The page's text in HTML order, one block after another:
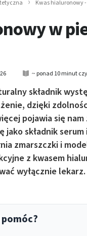
Kwas hialuronowy
w
~ ponad 10 minut
składnik
dzięki
pojawia się
jako składnik
zmarszczki i
z kwasem
wyłącznie lekarz.